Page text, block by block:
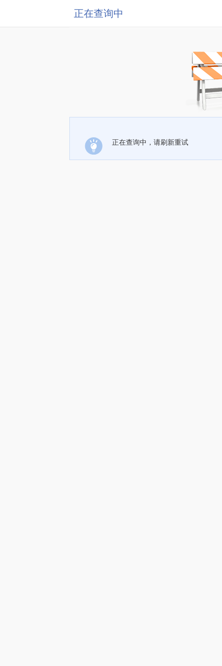
正在查询中
正在查询中，请刷新重试